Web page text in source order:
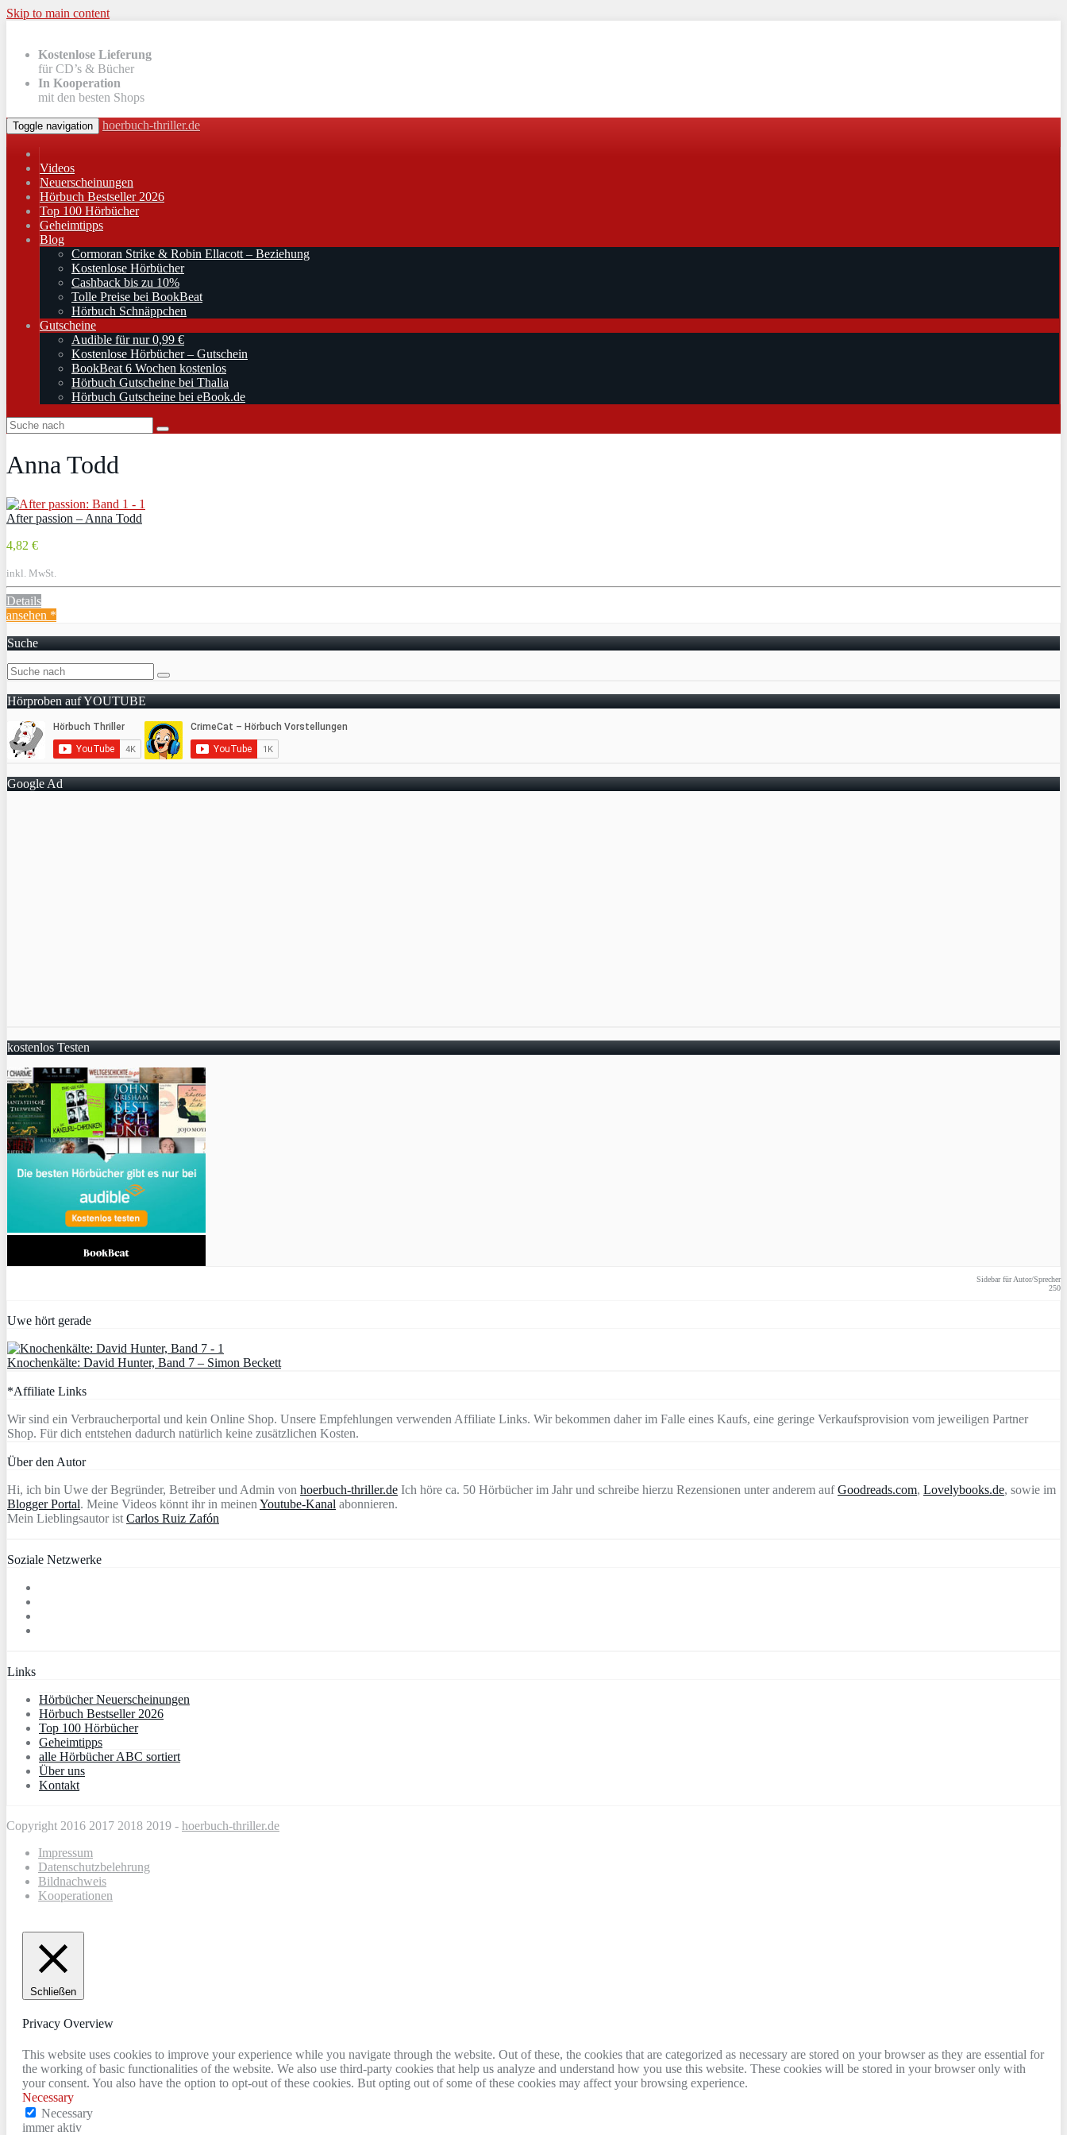
Skip to main content
Kostenlose Lieferung
für CD’s & Bücher
In Kooperation
mit den besten Shops
Toggle navigation hoerbuch-thriller.de
Videos
Neuerscheinungen
Hörbuch Bestseller 2026
Top 100 Hörbücher
Geheimtipps
Blog
Cormoran Strike & Robin Ellacott – Beziehung
Kostenlose Hörbücher
Cashback bis zu 10%
Tolle Preise bei BookBeat
Hörbuch Schnäppchen
Gutscheine
Audible für nur 0,99 €
Kostenlose Hörbücher – Gutschein
BookBeat 6 Wochen kostenlos
Hörbuch Gutscheine bei Thalia
Hörbuch Gutscheine bei eBook.de
Anna Todd
After passion – Anna Todd
4,82 €
inkl. MwSt.
Details
ansehen *
Suche
Hörproben auf YOUTUBE
Google Ad
kostenlos Testen
Sidebar für Autor/Sprecher
250
Uwe hört gerade
Knochenkälte: David Hunter, Band 7 – Simon Beckett
*Affiliate Links
Wir sind ein Verbraucherportal und kein Online Shop. Unsere Empfehlungen verwenden Affiliate Links. Wir bekommen daher im Falle eines Kaufs, eine geringe Verkaufsprovision vom jeweiligen Partner
Shop. Für dich entstehen dadurch natürlich keine zusätzlichen Kosten.
Über den Autor
Hi, ich bin Uwe der Begründer, Betreiber und Admin von hoerbuch-thriller.de Ich höre ca. 50 Hörbücher im Jahr und schreibe hierzu Rezensionen unter anderem aufGoodreads.com, Lovelybooks.de, sowie im
Blogger Portal. Meine Videos könnt ihr in meinen Youtube-Kanal abonnieren.
Mein Lieblingsautor ist Carlos Ruiz Zafón
Soziale Netzwerke
Links
Hörbücher Neuerscheinungen
Hörbuch Bestseller 2026
Top 100 Hörbücher
Geheimtipps
alle Hörbücher ABC sortiert
Über uns
Kontakt
Copyright 2016 2017 2018 2019 - hoerbuch-thriller.de
Impressum
Datenschutzbelehrung
Bildnachweis
Kooperationen
Schließen
Privacy Overview
This website uses cookies to improve your experience while you navigate through the website. Out of these, the cookies that are categorized as necessary are stored on your browser as they are essential for
the working of basic functionalities of the website. We also use third-party cookies that help us analyze and understand how you use this website. These cookies will be stored in your browser only with
your consent. You also have the option to opt-out of these cookies. But opting out of some of these cookies may affect your browsing experience.
Necessary
Necessary
immer aktiv